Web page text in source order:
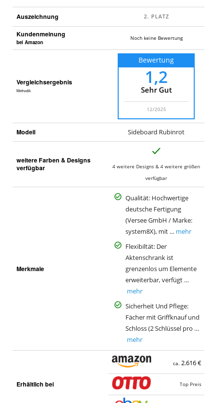
Auszeichnung
Kundenmeinung
bei Amazon
Noch keine Bewertung
Vergleichsergebnis
Methodik
Bewertung
1,2
Sehr Gut
12/2025
Modell Sideboard Rubinrot
weitere Farben & Designs
verfügbar
4 weitere Designs & 4 weitere größen
verfügbar
Merkmale
Qualität: Hochwertige
deutsche Fertigung
(Versee GmbH / Marke:
system8X), mit … mehr
Flexibiltät: Der
Aktenschrank ist
grenzenlos um Elemente
erweiterbar, verfügt …
mehr
Sicherheit Und Pflege:
Fächer mit Griffknauf und
Schloss (2 Schlüssel pro …
mehr
Erhältlich bei
ca. 2.616 €
Top Preis